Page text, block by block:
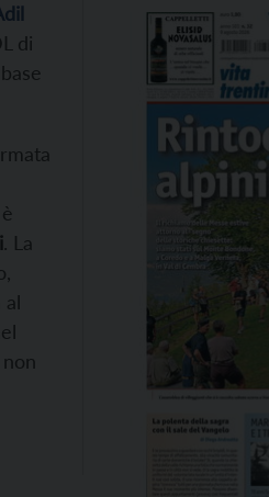
di
. La
al
non